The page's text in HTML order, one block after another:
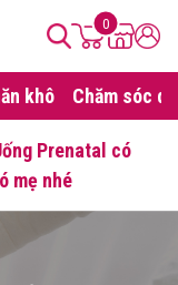
0
khô Chăm sóc da
Prenatal có
mẹ nhé